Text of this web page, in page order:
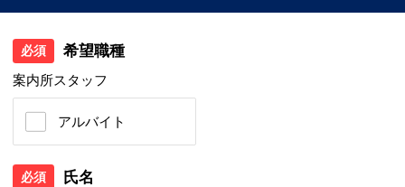
必須 希望職種
案内所スタッフ
アルバイト
必須 氏名